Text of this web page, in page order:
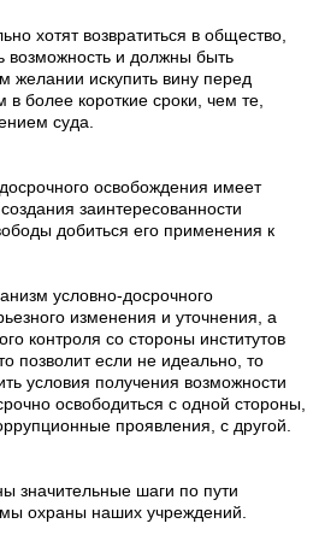
хотят возвратиться в общество,
возможность и должны быть
желании искупить вину перед
более короткие сроки, чем те,
суда.
освобождения имеет
заинтересованности
добиться его применения к
условно-досрочного
изменения и уточнения, а
контроля со стороны институтов
позволит если не идеально, то
условия получения возможности
освободиться с одной стороны,
проявления, с другой.
значительные шаги по пути
охраны наших учреждений.